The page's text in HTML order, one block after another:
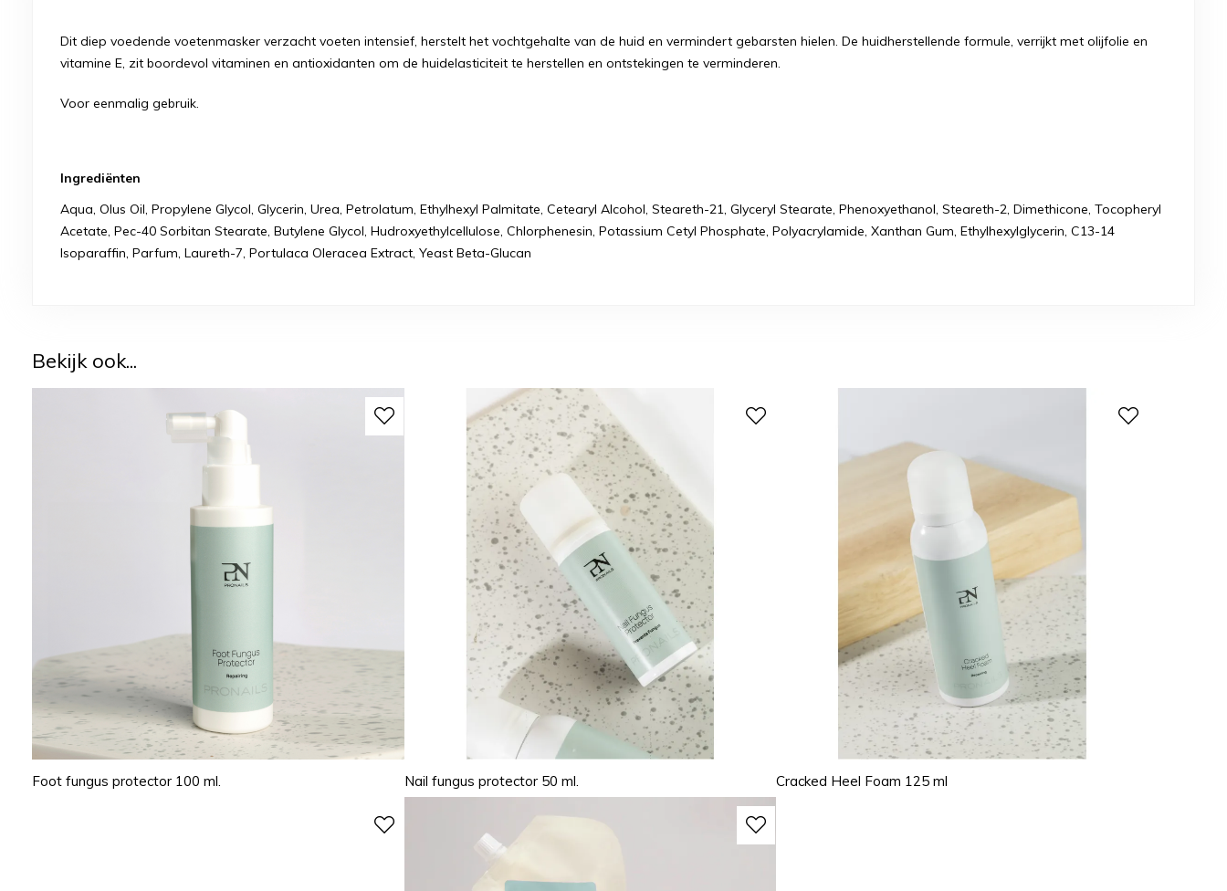
Dit diep voedende voetenmasker verzacht voeten intensief, herstelt het vochtgehalte van de huid en vermindert gebarsten hielen. De huidherstellende formule, verrijkt met olijfolie en
vitamine E, zit boordevol vitaminen en antioxidanten om de huidelasticiteit te herstellen en ontstekingen te verminderen.
Voor eenmalig gebruik.
Ingrediënten
Aqua, Olus Oil, Propylene Glycol, Glycerin, Urea, Petrolatum, Ethylhexyl Palmitate, Cetearyl Alcohol, Steareth-21, Glyceryl Stearate, Phenoxyethanol, Steareth-2, Dimethicone, Tocopheryl
Acetate, Pec-40 Sorbitan Stearate, Butylene Glycol, Hudroxyethylcellulose, Chlorphenesin, Potassium Cetyl Phosphate, Polyacrylamide, Xanthan Gum, Ethylhexylglycerin, C13-14
Isoparaffin, Parfum, Laureth-7, Portulaca Oleracea Extract, Yeast Beta-Glucan
Bekijk ook...
Foot fungus protector 100 ml. Nail fungus protector 50 ml. Cracked Heel Foam 125 ml